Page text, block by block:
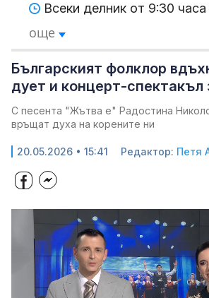
Всеки делник от 9:30 часа
още
Българският фолклор
дует и концерт-спектакъл
С песента "Жътва е" Радостина
връщат духа на корените ни
20.05.2026 • 15:41 Редактор: Петя